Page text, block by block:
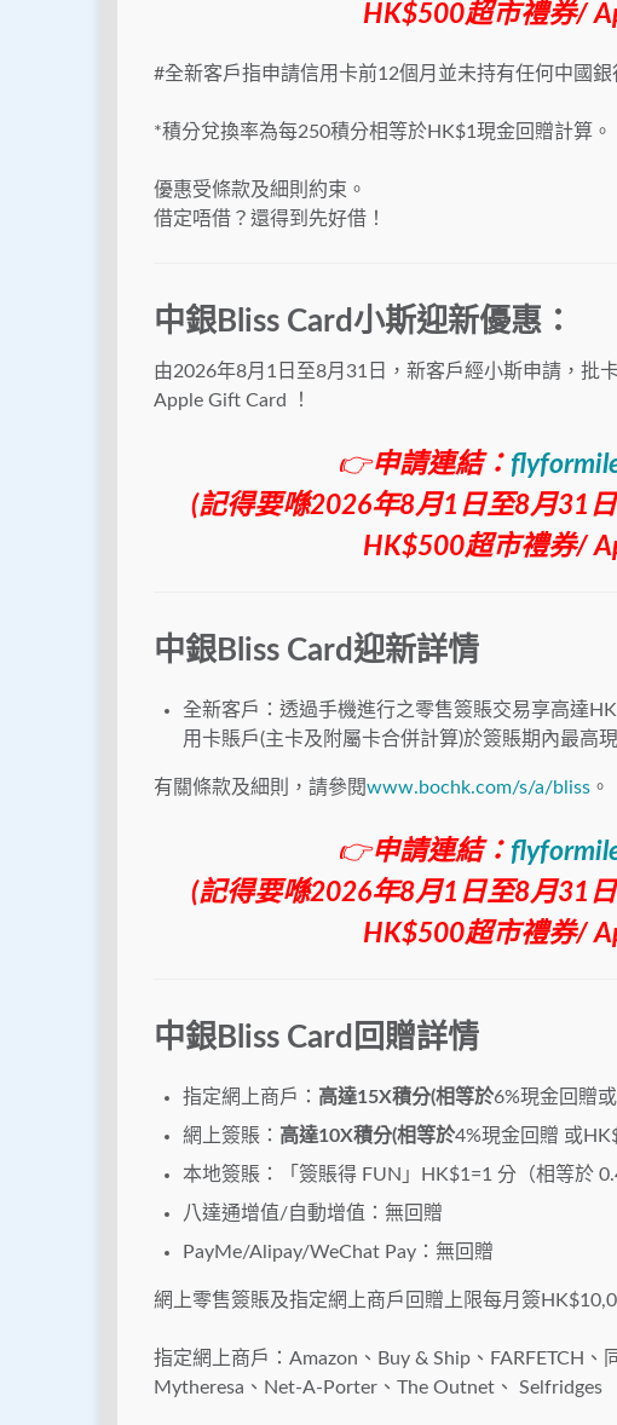
HK$500超市禮券/
#全新客戶指申請信用卡前12個月並未持有任何中國
*積分兌換率為每250積分相等於HK$1現金回贈計算。
優惠受條款及細則約束。
借定唔借？還得到先好借！
中銀Bliss Card小斯迎新優惠：
由2026年8月1日至8月31日，新客戶經小斯申請，批
Apple Gift Card ！
👉申請連結：
(記得要喺2026年8月1日至8月31
HK$500超市禮券/
中銀Bliss Card迎新詳情
全新客戶：透過手機進行之零售簽賬交易享高達
用卡賬戶(主卡及附屬卡合併計算)於簽賬期內最高
有關條款及細則，請參閱www.bochk.com/s/a/bliss 。
👉申請連結：
(記得要喺2026年8月1日至8月31
HK$500超市禮券/
中銀Bliss Card回贈詳情
指定網上商戶： 高達15X積分(相等於6%現金回贈
網上簽賬： 高達10X積分(相等於4%現金回贈 或
本地簽賬：「簽賬得 FUN」HK$1=1 分（相等於
八達通增值/自動增值：無回贈
PayMe/Alipay/WeChat Pay：無回贈
網上零售簽賬及指定網上商戶回贈上限每月簽
指定網上商戶：Amazon、Buy & Ship、FARFETCH、
Mytheresa、Net-A-Porter、The Outnet、 Selfridges